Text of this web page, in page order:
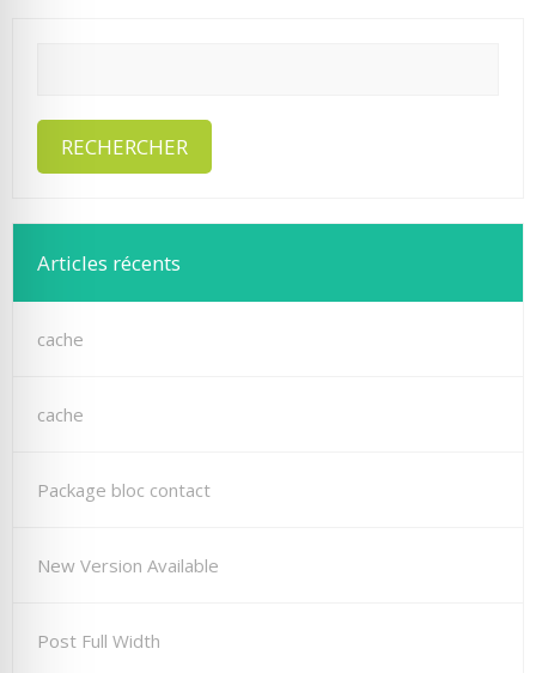
Articles récents
cache
cache
Package bloc contact
New Version Available
Post Full Width